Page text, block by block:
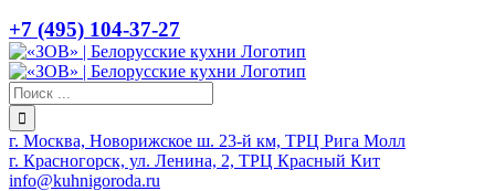
+7 (495) 104-37-27
г. Москва, Новорижское ш. 23-й км, ТРЦ Рига Молл
г. Красногорск, ул. Ленина, 2, ТРЦ Красный Кит
info@kuhnigoroda.ru